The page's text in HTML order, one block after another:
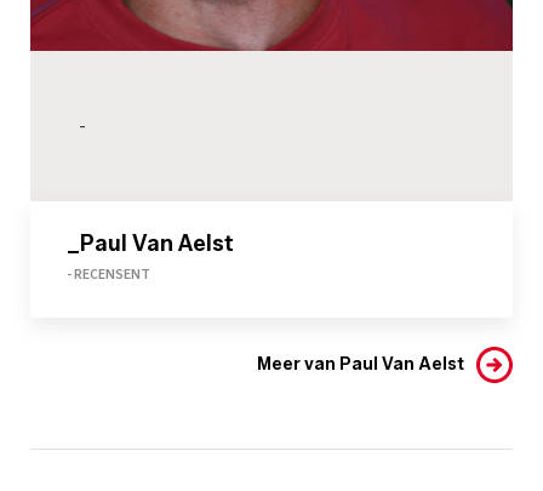
-
_Paul Van Aelst
- RECENSENT
Meer van Paul Van Aelst